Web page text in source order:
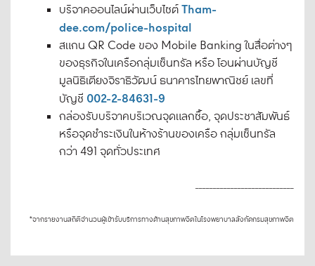
บริจาคออนไลน์ผ่านเว็บไซต์Tham-
dee.com/police-hospital
สแกน QR Code ของ Mobile Banking ในสื่อต่างๆ
ของธุรกิจในเครือกลุ่มเซ็นทรัล หรือ โอนผ่านบัญชี
มูลนิธิเตียงจิราธิวัฒน์ ธนาคารไทยพาณิชย์ เลขที่
บัญชี 002-2-84631-9
กล่องรับบริจาคบริเวณจุดแลกซื้อ, จุดประชาสัมพันธ์
หรือจุดชำระเงินในห้างร้านของเครือ กลุ่มเซ็นทรัล
กว่า 491 จุดทั่วประเทศ
____________________________
*จากรายงานสถิติจํานวนผู้เข้ารับบริการทางด้านสุขภาพจิตในโรงพยาบาลสังกัดกรมสุขภาพจิต